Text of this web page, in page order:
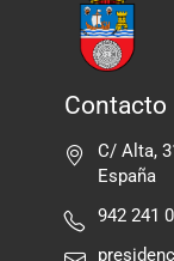
Contacto
C/ Alta,
España
942 241